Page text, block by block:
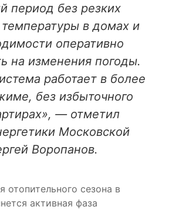
период без резких
в домах и
оперативно
на изменения погоды.
работает в более
без избыточного
— отметил
Московской
Воропанов.
отопительного сезона в
активная фаза